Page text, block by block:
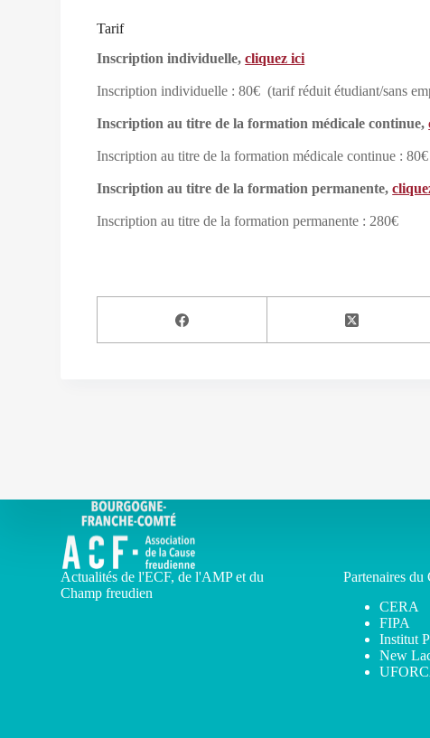
Tarif
Inscription individuelle,cliquez ici
Inscription individuelle : 80€ (tarif réduit étudiant/sans
Inscription au titre de la formation médicale continue,
Inscription au titre de la formation médicale continue : 80€
Inscription au titre de la formation permanente,
Inscription au titre de la formation permanente : 280€
Actualités de l'ECF, de l'AMP et du
Champ freudien
Partenaires du
CERA
FIPA
Institut
New